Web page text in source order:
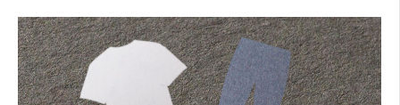
Papiere
Production